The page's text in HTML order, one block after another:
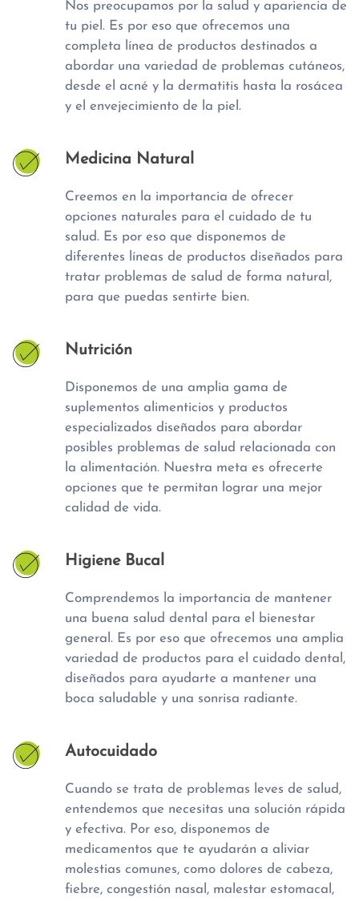
Nos preocupamos por la salud y apariencia de
tu piel. Es por eso que ofrecemos una
completa línea de productos destinados a
abordar una variedad de problemas cutáneos,
desde el acné y la dermatitis hasta la rosácea
y el envejecimiento de la piel.
Medicina Natural
Creemos en la importancia de ofrecer
opciones naturales para el cuidado de tu
salud. Es por eso que disponemos de
diferentes líneas de productos diseñados para
tratar problemas de salud de forma natural,
para que puedas sentirte bien.
Nutrición
Disponemos de una amplia gama de
suplementos alimenticios y productos
especializados diseñados para abordar
posibles problemas de salud relacionada con
la alimentación. Nuestra meta es ofrecerte
opciones que te permitan lograr una mejor
calidad de vida.
Higiene Bucal
Comprendemos la importancia de mantener
una buena salud dental para el bienestar
general. Es por eso que ofrecemos una amplia
variedad de productos para el cuidado dental,
diseñados para ayudarte a mantener una
boca saludable y una sonrisa radiante.
Autocuidado
Cuando se trata de problemas leves de salud,
entendemos que necesitas una solución rápida
y efectiva. Por eso, disponemos de
medicamentos que te ayudarán a aliviar
molestias comunes, como dolores de cabeza,
fiebre, congestión nasal, malestar estomacal,